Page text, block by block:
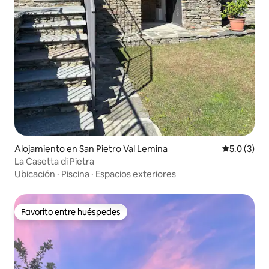
Alojamiento en San Pietro Val Lemina
5.0 (3)
La Casetta di Pietra
Ubicación · Piscina · Espacios exteriores
Favorito entre huéspedes
Favorito entre huéspedes